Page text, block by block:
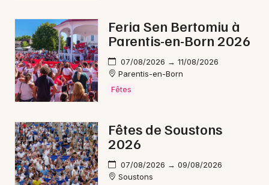
Feria Sen Bertomiu à
Parentis-en-Born 2026
07/08/2026 → 11/08/2026
Parentis-en-Born
Fêtes
Fêtes de Soustons
2026
07/08/2026 → 09/08/2026
Soustons